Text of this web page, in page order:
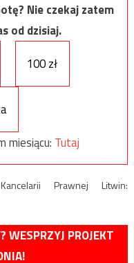
Nie czekaj zatem
od dzisiaj.
100 zł
miesiącu: Tutaj
Prawnej Litwin:
WESPRZYJ PROJEKT